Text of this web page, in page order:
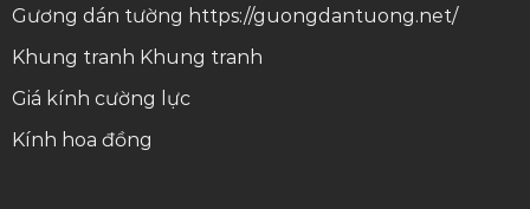
Gương dán tường https://guongdantuong.net/
Khung tranh Khung tranh
Giá kính cường lực
Kính hoa đồng